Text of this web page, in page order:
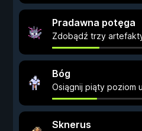
Pradawna potęga
Zdobądź trzy
Bóg
Osiągnij piąty poziom
Sknerus